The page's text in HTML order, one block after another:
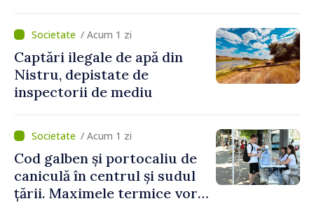
și a polițiștilor de frontieră
/ Acum 1 zi
Captări ilegale de apă din
Nistru, depistate de
inspectorii de mediu
/ Acum 1 zi
Cod galben și portocaliu de
caniculă în centrul și sudul
țării. Maximele termice vor